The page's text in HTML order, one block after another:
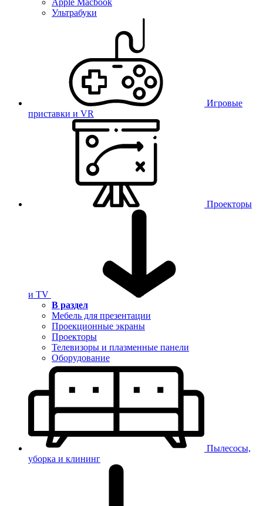
Apple Macbook
Ультрабуки
Игровые
приставки и VR
Проекторы
и TV
В раздел
Мебель для презентации
Проекционные экраны
Проекторы
Телевизоры и плазменные панели
Оборудование
Пылесосы,
уборка и клининг